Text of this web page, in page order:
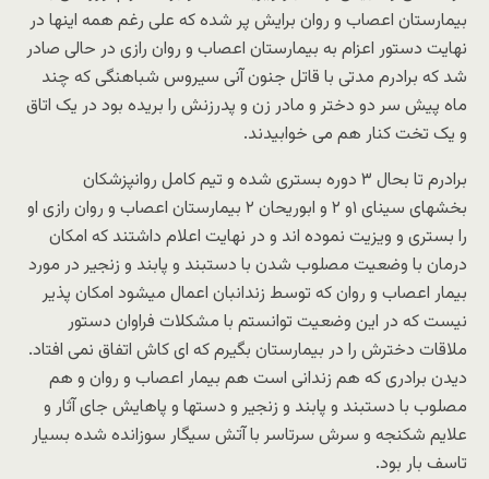
بیمارستان اعصاب و روان برایش پر شده که علی رغم همه اینها در
نهایت دستور اعزام به بیمارستان اعصاب و روان رازی در حالی صادر
شد که برادرم مدتی با قاتل جنون آنی سیروس شباهنگی که چند
ماه پیش سر دو دختر و مادر زن و پدرزنش را بریده بود در یک اتاق
و یک تخت کنار هم می خوابیدند.
برادرم تا بحال ۳ دوره بستری شده و تیم کامل روانپزشکان
بخشهای سینای ۱و ۲ و ابوریحان ۲ بیمارستان اعصاب و روان رازی او
را بستری و ویزیت نموده اند و در نهایت اعلام داشتند که امکان
درمان با وضعیت مصلوب شدن با دستبند و پابند و زنجیر در مورد
بیمار اعصاب و روان که توسط زندانبان اعمال میشود امکان پذیر
نیست که در این وضعیت توانستم با مشکلات فراوان دستور
ملاقات دخترش را در بیمارستان بگیرم که ای کاش اتفاق نمی افتاد.
دیدن برادری که هم زندانی است هم بیمار اعصاب و روان و هم
مصلوب با دستبند و پابند و زنجیر و دستها و پاهایش جای آثار و
علایم شکنجه و سرش سرتاسر با آتش سیگار سوزانده شده بسیار
تاسف بار بود.